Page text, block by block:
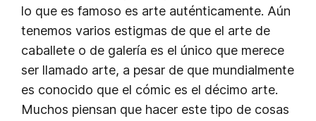
lo que es famoso es arte auténticamente. Aún
tenemos varios estigmas de que el arte de
caballete o de galería es el único que merece
ser llamado arte, a pesar de que mundialmente
es conocido que el cómic es el décimo arte.
Muchos piensan que hacer este tipo de cosas